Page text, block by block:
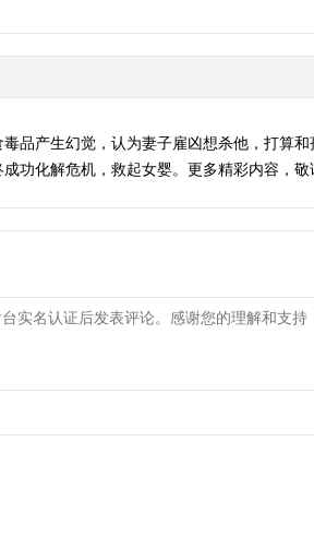
品产生幻觉，认为妻子雇凶想杀他，打算
功化解危机，救起女婴。更多精彩内容，